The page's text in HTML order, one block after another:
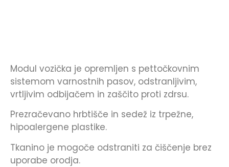
Modul vozička je opremljen s pettočkovnim
sistemom varnostnih pasov, odstranljivim,
vrtljivim odbijačem in zaščito proti zdrsu.
Prezračevano hrbtišče in sedež iz trpežne,
hipoalergene plastike.
Tkanino je mogoče odstraniti za čiščenje brez
uporabe orodja.